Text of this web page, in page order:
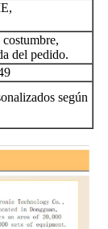
del pedido.
según